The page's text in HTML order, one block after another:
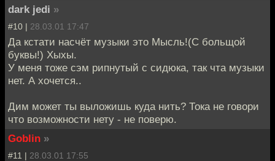
dark jedi »
#10 | 28.03.01 17:47
Да кстати насчёт музыки это Мысль!(С больщой
буквы!) Хыхы.
У меня тоже сэм рипнутый с сидюка, так чта музыки
нет. А хочется..
Дим может ты выложишь куда нить? Тока не говори
что возможности нету - не поверю.
Goblin »
#11 | 28.03.01 17:55